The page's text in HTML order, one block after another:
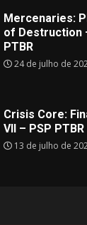
Mercenaries:
of Destruction
PTBR
24 de julho de
Crisis Core:
VII – PSP PTBR
13 de julho de